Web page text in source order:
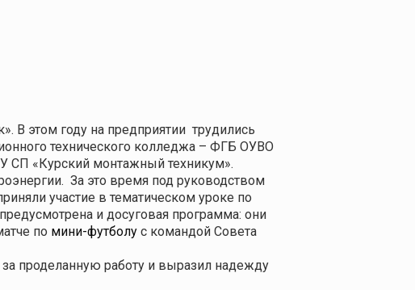
В этом году на предприятии трудились
технического колледжа – ФГБ ОУВО
СП «Курский монтажный техникум».
За это время под руководством
участие в тематическом уроке по
и досуговая программа: они
по мини-футболу с командой Совета
за проделанную работу и выразил надежду